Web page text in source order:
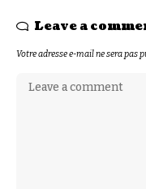
Leave a
Votre adresse e-mail ne sera pas